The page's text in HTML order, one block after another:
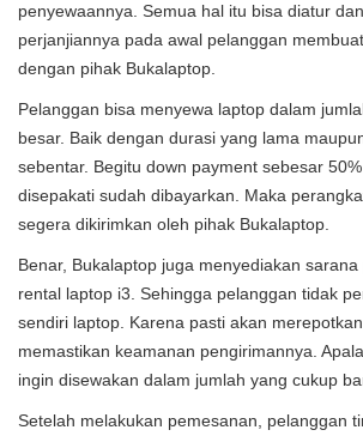
penyewaannya. Semua hal itu bisa diatur
perjanjiannya pada awal pelanggan
dengan pihak Bukalaptop.
Pelanggan bisa menyewa laptop dalam
besar. Baik dengan durasi yang lama
sebentar. Begitu down payment sebesar
disepakati sudah dibayarkan. Maka
segera dikirimkan oleh pihak Bukalaptop.
Benar, Bukalaptop juga menyediakan
rental laptop i3. Sehingga pelanggan tidak
sendiri laptop. Karena pasti akan
memastikan keamanan pengirimannya.
ingin disewakan dalam jumlah yang cukup
Setelah melakukan pemesanan, pelanggan